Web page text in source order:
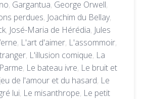
, Gargantua, George Orwell,
perdues, Joachim du Bellay,
, José-Maria de Hérédia, Jules
, L'art d'aimer, L'assommoir,
, L'illusion comique, La
, Le bateau ivre, Le bruit et
de l'amour et du hasard, Le
lui, Le misanthrope, Le petit